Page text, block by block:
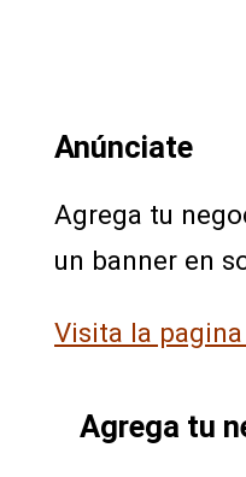
Anúnciate
Agrega tu
un banner en
Visita la
Agrega tu